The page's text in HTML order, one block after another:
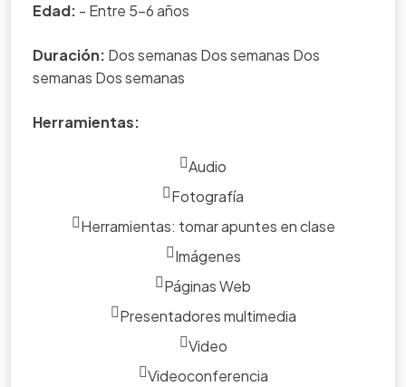
El conocer los distintos oficios pone al niño y niña
en contacto directo con su entorno, por lo que podrán
Edad: - Entre 5-6 años
Duración: Dos semanas Dos semanas Dos
semanas Dos semanas
Herramientas:
Audio
Fotografía
Herramientas: tomar apuntes en clase
Imágenes
Páginas Web
Presentadores multimedia
Video
Videoconferencia